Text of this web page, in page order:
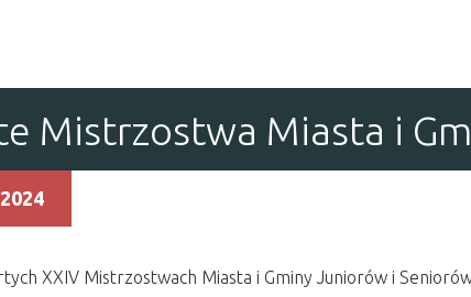
Mistrzostwa Miasta i
XXIV Mistrzostwach Miasta i Gminy Juniorów i